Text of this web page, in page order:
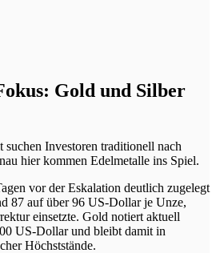
Gold und Silber
Investoren traditionell nach
hier kommen Edelmetalle ins Spiel.
vor der Eskalation deutlich zugelegt
87 auf über 96 US-Dollar je Unze,
einsetzte. Gold notiert aktuell
US-Dollar und bleibt damit in
Höchststände.